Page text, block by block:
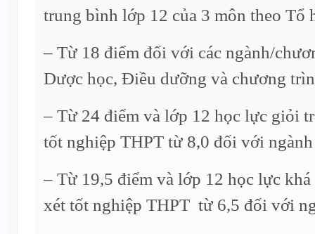
trung bình lớp 12 của 3 môn theo Tổ
– Từ 18 điểm đối với các ngành/
Dược học, Điều dưỡng và chương
– Từ 24 điểm và lớp 12 học lực giỏi
tốt nghiệp THPT từ 8,0 đối với
– Từ 19,5 điểm và lớp 12 học lực
xét tốt nghiệp THPT từ 6,5 đối với